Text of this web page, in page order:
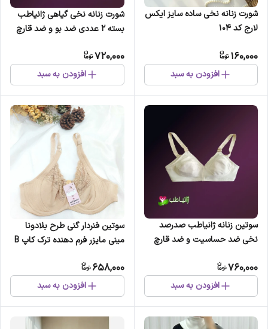
شورت زنانه نخی ساده سایز ایکس
لارج کد 104
160,000
افزودن به سبد
شورت زنانه نخی گیاهی ژانیاطب
بسته 2 عددی ضد بو و ضد قارچ
720,000
افزودن به سبد
سوتین زنانه ژانیاطب صدرصد
نخی ضد حساسیت و ضد قارچ
760,000
افزودن به سبد
سوتین فنردار گنی طرح بلادونا
مینی مایزر فرم دهنده ترک کاپ B
658,000
افزودن به سبد